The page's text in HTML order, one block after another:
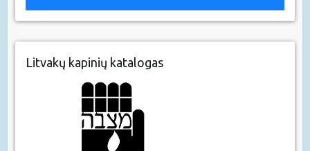
Litvakų kapinių katalogas